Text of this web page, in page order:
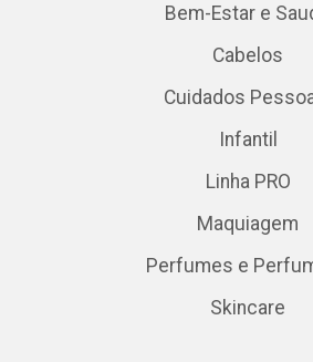
Bem-Estar e
Cabelos
Cuidados
Infantil
Linha PRO
Maquiagem
Perfumes e
Skincare